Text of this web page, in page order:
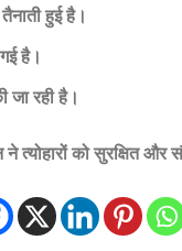
हुई है।
है।
जा रही है।
को सुरक्षित और